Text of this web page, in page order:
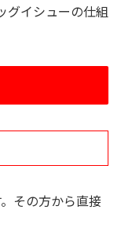
グイシューの仕組
その方から直接